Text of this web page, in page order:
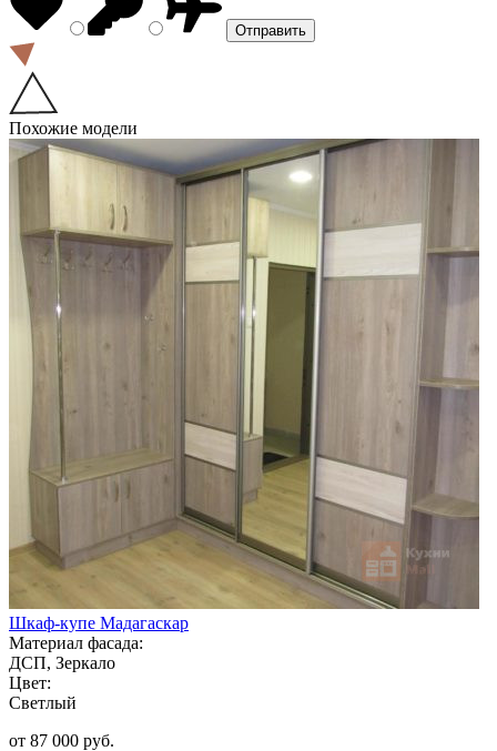
Похожие модели
Шкаф-купе Мадагаскар
Материал фасада:
ДСП, Зеркало
Цвет:
Светлый
от 87 000 руб.